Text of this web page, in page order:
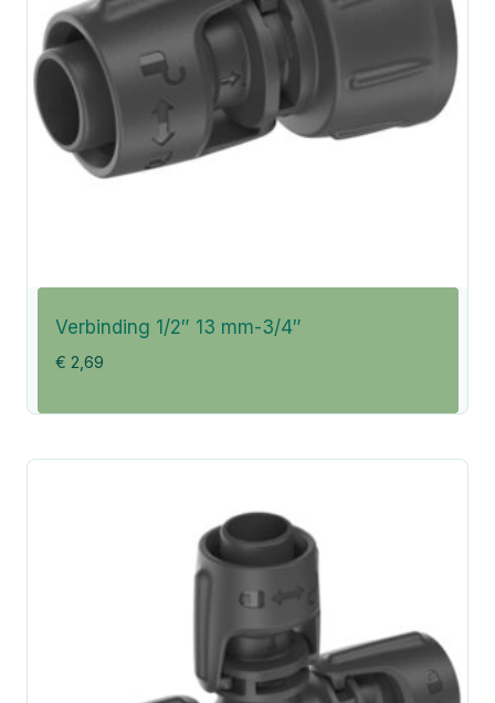
Verbinding 1/2″ 13 mm-3/4″
€ 2,69